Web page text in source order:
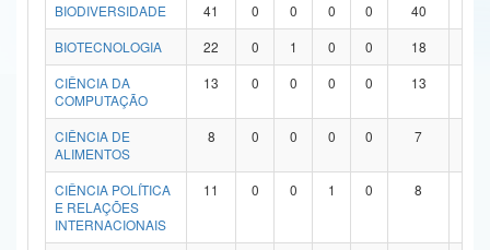
Advocacia-Geral da União
Banco Central do Brasil
BIODIVERSIDADE 41 0 0 0 0 40
BIOTECNOLOGIA
22 0 1 0 0 18
CIÊNCIA DA
COMPUTAÇÃO
13 0 0 0 0 13
CIÊNCIA DE
ALIMENTOS
8 0 0 0 0 7
CIÊNCIA POLÍTICA
E RELAÇÕES
INTERNACIONAIS
11 0 0 1 0 8